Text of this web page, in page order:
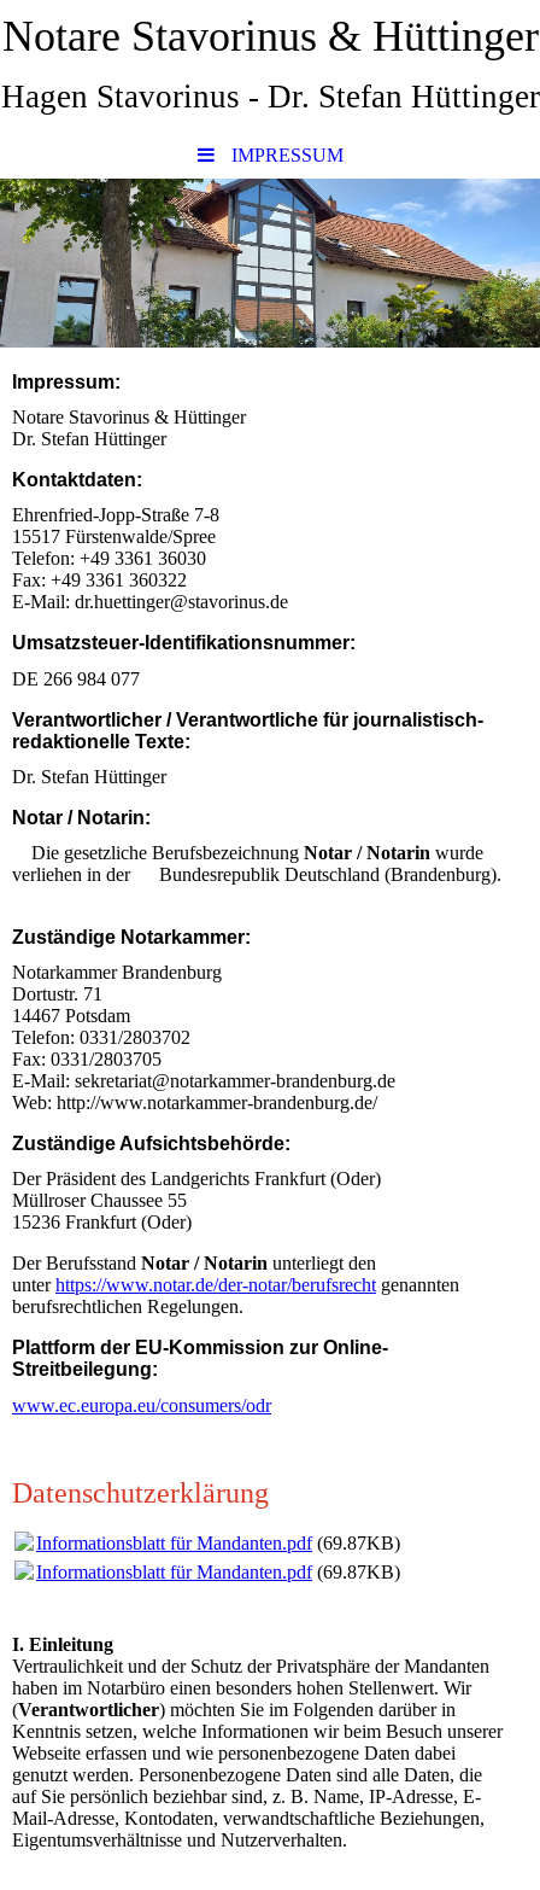
Notare Stavorinus & Hüttinger
Hagen Stavorinus - Dr. Stefan Hüttinger
IMPRESSUM
Impressum:
Notare Stavorinus & Hüttinger
Dr. Stefan Hüttinger
Kontaktdaten:
Ehrenfried-Jopp-Straße 7-8
15517 Fürstenwalde/Spree
Telefon: +49 3361 36030
Fax: +49 3361 360322
E-Mail: dr.huettinger@stavorinus.de
Umsatzsteuer-Identifikationsnummer:
DE 266 984 077
Verantwortlicher / Verantwortliche für journalistisch-
redaktionelle Texte:
Dr. Stefan Hüttinger
Notar / Notarin:
Die gesetzliche Berufsbezeichnung Notar / Notarin wurde
verliehen in der Bundesrepublik Deutschland (Brandenburg).
Zuständige Notarkammer:
Notarkammer Brandenburg
Dortustr. 71
14467 Potsdam
Telefon: 0331/2803702
Fax: 0331/2803705
E-Mail: sekretariat@notarkammer-brandenburg.de
Web: http://www.notarkammer-brandenburg.de/
Zuständige Aufsichtsbehörde:
Der Präsident des Landgerichts Frankfurt (Oder)
Müllroser Chaussee 55
15236 Frankfurt (Oder)
Der Berufsstand Notar / Notarin unterliegt den
unterhttps://www.notar.de/der-notar/berufsrecht genannten
berufsrechtlichen Regelungen.
Plattform der EU-Kommission zur Online-
Streitbeilegung:
www.ec.europa.eu/consumers/odr
Datenschutzerklärung
Informationsblatt für Mandanten.pdf(69.87KB)
Informationsblatt für Mandanten.pdf(69.87KB)
I. Einleitung
Vertraulichkeit und der Schutz der Privatsphäre der Mandanten
haben im Notarbüro einen besonders hohen Stellenwert. Wir
(Verantwortlicher) möchten Sie im Folgenden darüber in
Kenntnis setzen, welche Informationen wir beim Besuch unserer
Webseite erfassen und wie personenbezogene Daten dabei
genutzt werden. Personenbezogene Daten sind alle Daten, die
auf Sie persönlich beziehbar sind, z. B. Name, IP-Adresse, E-
Mail-Adresse, Kontodaten, verwandtschaftliche Beziehungen,
Eigentumsverhältnisse und Nutzerverhalten.